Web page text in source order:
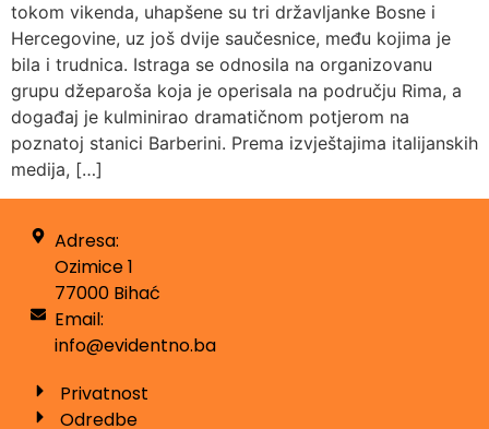
tokom vikenda, uhapšene su tri državljanke Bosne i
Hercegovine, uz još dvije saučesnice, među kojima je
bila i trudnica. Istraga se odnosila na organizovanu
grupu džeparoša koja je operisala na području Rima, a
događaj je kulminirao dramatičnom potjerom na
poznatoj stanici Barberini. Prema izvještajima italijanskih
medija, […]
Adresa:
Ozimice 1
77000 Bihać
Email:
info@evidentno.ba
Privatnost
Odredbe